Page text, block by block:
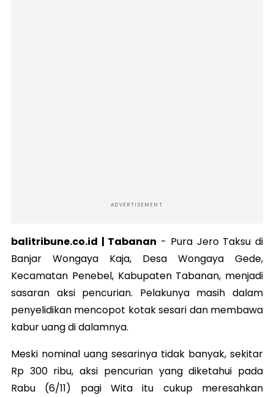
ADVERTISEMENT
balitribune.co.id | Tabanan - Pura Jero Taksu di
Banjar Wongaya Kaja, Desa Wongaya Gede,
Kecamatan Penebel, Kabupaten Tabanan, menjadi
sasaran aksi pencurian. Pelakunya masih dalam
penyelidikan mencopot kotak sesari dan membawa
kabur uang di dalamnya.
Meski nominal uang sesarinya tidak banyak, sekitar
Rp 300 ribu, aksi pencurian yang diketahui pada
Rabu (6/11) pagi Wita itu cukup meresahkan